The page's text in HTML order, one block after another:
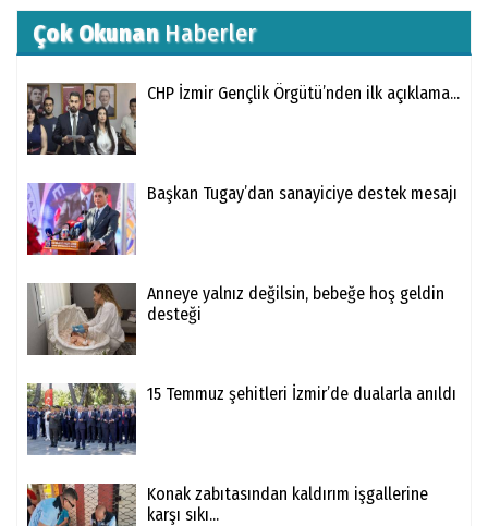
Çok OkunanHaberler
CHP İzmir Gençlik Örgütü’nden ilk açıklama...
Başkan Tugay’dan sanayiciye destek mesajı
Anneye yalnız değilsin, bebeğe hoş geldin
desteği
15 Temmuz şehitleri İzmir’de dualarla anıldı
Konak zabıtasından kaldırım işgallerine
karşı sıkı...